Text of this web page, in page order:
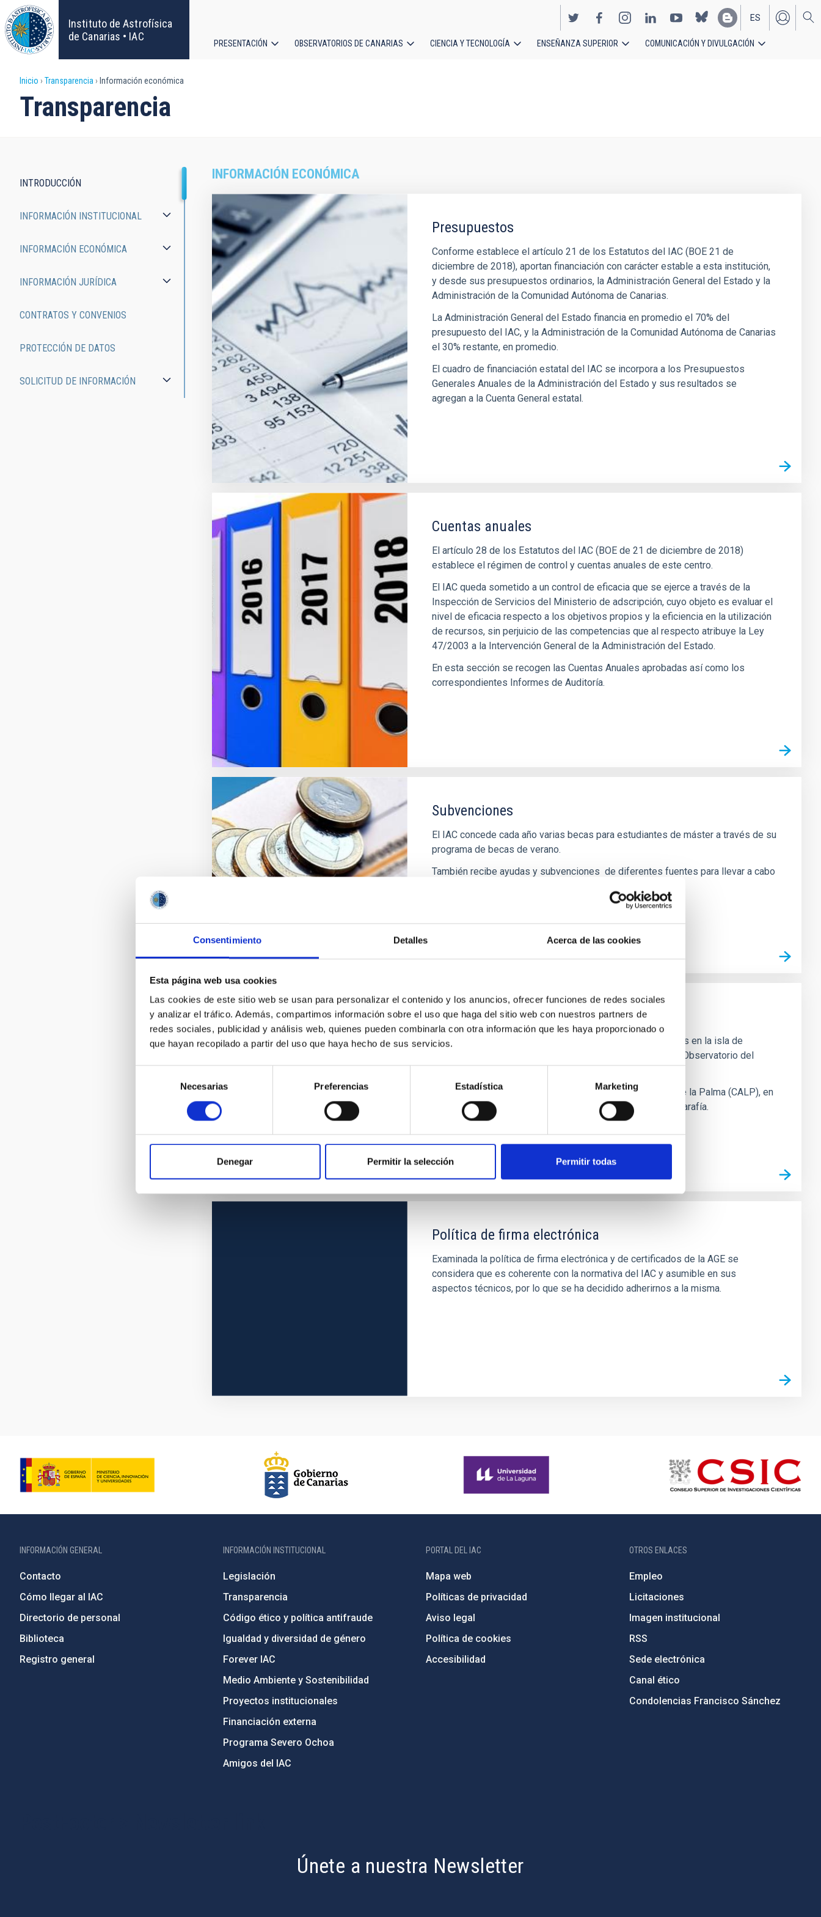
Consentimiento Detalles Acerca de las cookies
Esta página web usa cookies
Las cookies de este sitio web se usan para personalizar el contenido y los anuncios, ofrecer funciones de redes sociales
y analizar el tráfico. Además, compartimos información sobre el uso que haga del sitio web con nuestros partners de
redes sociales, publicidad y análisis web, quienes pueden combinarla con otra información que les haya proporcionado o
que hayan recopilado a partir del uso que haya hecho de sus servicios.
consentimiento
Necesarias Preferencias Estadística Marketing
Denegar Permitir la selección Permitir todas
Pasar
al
contenido
principal
Instituto de Astrofísica
de Canarias • IAC
EN
ES
PRESENTACIÓN OBSERVATORIOS DE CANARIAS CIENCIA Y TECNOLOGÍA ENSEÑANZA SUPERIOR COMUNICACIÓN Y DIVULGACIÓN
Sobrescribir
enlaces
la
navegación
Inicio Transparencia Información económica
Transparencia
INFORMACIÓN ECONÓMICA
Presupuestos
Conforme establece el artículo 21 de los Estatutos del IAC (BOE 21 de
diciembre de 2018), aportan financiación con carácter estable a esta institución,
y desde sus presupuestos ordinarios, la Administración General del Estado y la
Administración de la Comunidad Autónoma de Canarias.
La Administración General del Estado financia en promedio el 70% del
presupuesto del IAC, y la Administración de la Comunidad Autónoma de Canarias
el 30% restante, en promedio.
El cuadro de financiación estatal del IAC se incorpora a los Presupuestos
Generales Anuales de la Administración del Estado y sus resultados se
agregan a la Cuenta General estatal.
Cuentas anuales
El artículo 28 de los Estatutos del IAC (BOE de 21 de diciembre de 2018)
establece el régimen de control y cuentas anuales de este centro.
El IAC queda sometido a un control de eficacia que se ejerce a través de la
Inspección de Servicios del Ministerio de adscripción, cuyo objeto es evaluar el
nivel de eficacia respecto a los objetivos propios y la eficiencia en la utilización
de recursos, sin perjuicio de las competencias que al respecto atribuye la Ley
47/2003 a la Intervención General de la Administración del Estado.
En esta sección se recogen las Cuentas Anuales aprobadas así como los
correspondientes Informes de Auditoría.
Subvenciones
El IAC concede cada año varias becas para estudiantes de máster a través de su
programa de becas de verano.
También recibe ayudas y subvenciones de diferentes fuentes para llevar a cabo
Bienes inmuebles
El Instituto de Astrofísica de Canarias tiene 2 localizaciones en la isla de
Tenerife: la sede central del IAC ubicada en La Laguna y el Observatorio del
y otras 2 en la isla de La Palma: el Centro de Astrofísica de la Palma (CALP), en
Breña Alta y el Observatorio Roque de los Muchachos en Garafía.
Política de firma electrónica
Examinada la política de firma electrónica y de certificados de la AGE se
considera que es coherente con la normativa del IAC y asumible en sus
aspectos técnicos, por lo que se ha decidido adherirnos a la misma.
INTRODUCCIÓN
INFORMACIÓN INSTITUCIONAL
INFORMACIÓN ECONÓMICA
INFORMACIÓN JURÍDICA
CONTRATOS Y CONVENIOS
PROTECCIÓN DE DATOS
SOLICITUD DE INFORMACIÓN
INFORMACIÓN GENERAL
Contacto
Cómo llegar al IAC
Directorio de personal
Biblioteca
Registro general
INFORMACIÓN INSTITUCIONAL
Legislación
Transparencia
Código ético y política antifraude
Igualdad y diversidad de género
Forever IAC
Medio Ambiente y Sostenibilidad
Proyectos institucionales
Financiación externa
Programa Severo Ochoa
Amigos del IAC
PORTAL DEL IAC
Mapa web
Políticas de privacidad
Aviso legal
Política de cookies
Accesibilidad
OTROS ENLACES
Empleo
Licitaciones
Imagen institucional
RSS
Sede electrónica
Canal ético
Condolencias Francisco Sánchez
Únete a nuestra Newsletter